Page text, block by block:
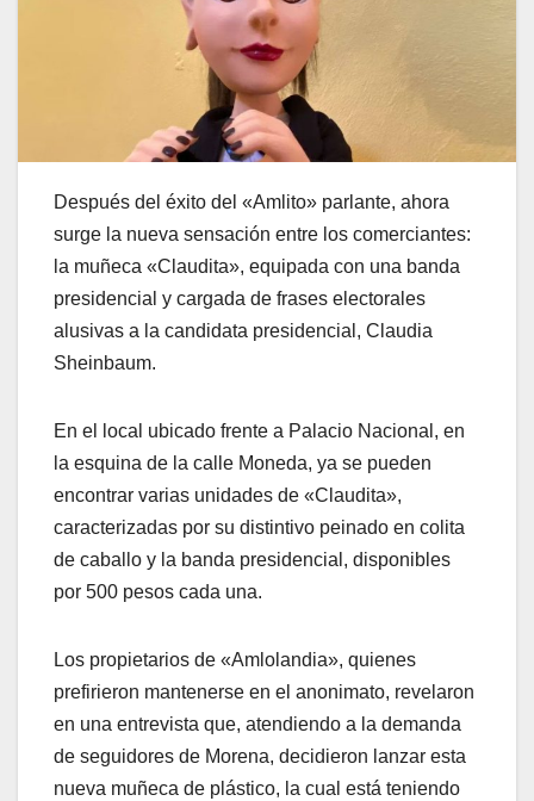
Después del éxito del «Amlito» parlante, ahora
surge la nueva sensación entre los comerciantes:
la muñeca «Claudita», equipada con una banda
presidencial y cargada de frases electorales
alusivas a la candidata presidencial, Claudia
Sheinbaum.
En el local ubicado frente a Palacio Nacional, en
la esquina de la calle Moneda, ya se pueden
encontrar varias unidades de «Claudita»,
caracterizadas por su distintivo peinado en colita
de caballo y la banda presidencial, disponibles
por 500 pesos cada una.
Los propietarios de «Amlolandia», quienes
prefirieron mantenerse en el anonimato, revelaron
en una entrevista que, atendiendo a la demanda
de seguidores de Morena, decidieron lanzar esta
nueva muñeca de plástico, la cual está teniendo